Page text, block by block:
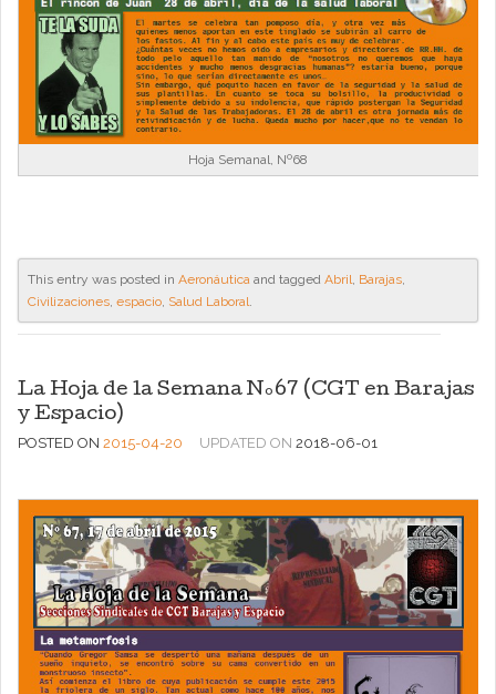
Hoja Semanal, Nº68
This entry was posted in Aeronáutica and tagged Abril, Barajas,
Civilizaciones, espacio, Salud Laboral.
La Hoja de la Semana Nº67 (CGT en Barajas
y Espacio)
POSTED ON 2015-04-20 UPDATED ON 2018-06-01